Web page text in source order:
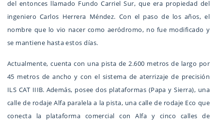
del entonces llamado Fundo Carriel Sur, que era propiedad del
ingeniero Carlos Herrera Méndez. Con el paso de los años, el
nombre que lo vio nacer como aeródromo, no fue modificado y
se mantiene hasta estos días.
Actualmente, cuenta con una pista de 2.600 metros de largo por
45 metros de ancho y con el sistema de aterrizaje de precisión
ILS CAT IIIB. Además, posee dos plataformas (Papa y Sierra), una
calle de rodaje Alfa paralela a la pista, una calle de rodaje Eco que
conecta la plataforma comercial con Alfa y cinco calles de